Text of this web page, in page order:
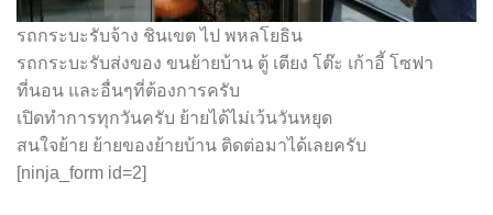
รถกระบะรับจ้าง ชินเขต ไป พหลโยธิน
รถกระบะรับส่งของ ขนย้ายบ้าน ตู้ เตียง โต๊ะ เก้าอี้ โซฟา
ที่นอน และอื่นๆที่ต้องการครับ
เปิดทำการทุกวันครับ ย้ายได้ไม่เว้นวันหยุด
สนใจย้าย ย้ายของย้ายบ้าน ติดต่อมาได้เลยครับ
[ninja_form id=2]